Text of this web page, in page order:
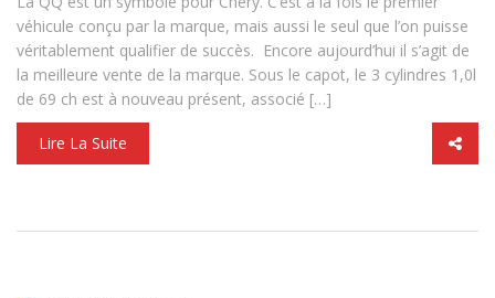
véhicule conçu par la marque, mais aussi le seul que l’on puisse
véritablement qualifier de succès. Encore aujourd’hui il s’agit de
la meilleure vente de la marque. Sous le capot, le 3 cylindres 1,0l
de 69 ch est à nouveau présent, associé […]
Lire La Suite